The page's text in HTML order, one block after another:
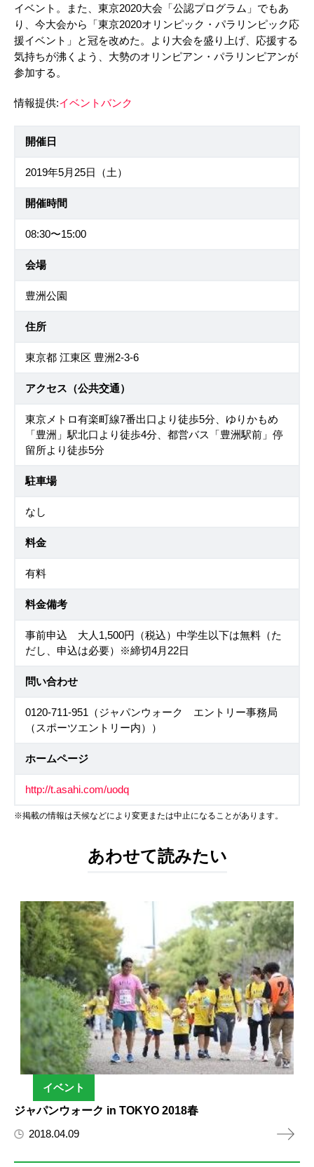
イベント。また、東京2020大会「公認プログラム」でもあ
り、今大会から「東京2020オリンピック・パラリンピック応
援イベント」と冠を改めた。より大会を盛り上げ、応援する
気持ちが沸くよう、大勢のオリンピアン・パラリンピアンが
参加する。
情報提供:イベントバンク
開催日
2019年5月25日（土）
開催時間
08:30〜15:00
会場
豊洲公園
住所
東京都 江東区 豊洲2-3-6
アクセス（公共交通）
東京メトロ有楽町線7番出口より徒歩5分、ゆりかもめ
「豊洲」駅北口より徒歩4分、都営バス「豊洲駅前」停
留所より徒歩5分
駐車場
なし
料金
有料
料金備考
事前申込 大人1,500円（税込）中学生以下は無料（た
だし、申込は必要）※締切4月22日
問い合わせ
0120-711-951（ジャパンウォーク エントリー事務局
（スポーツエントリー内））
ホームページ
http://t.asahi.com/uodq
※掲載の情報は天候などにより変更または中止になることがあります。
あわせて読みたい
イベント
ジャパンウォーク in TOKYO 2018春
2018.04.09